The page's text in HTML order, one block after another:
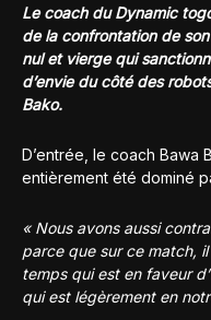
Le coach du Dynamic
de la confrontation de
nul et vierge qui
d’envie du côté des
Bako.
D’entrée, le coach Bawa
entièrement été dominé
« Nous avons aussi
parce que sur ce match,
temps qui est en faveur
qui est légèrement en